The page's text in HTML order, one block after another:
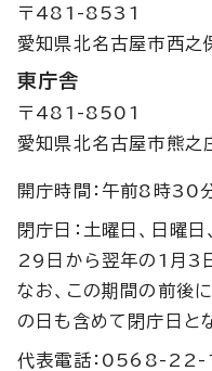
〒481-8531
愛知県北名古屋市西之
東庁舎
〒481-8501
愛知県北名古屋市熊
開庁時間：午前8時30
閉庁日：土曜日、日曜
29日から翌年の1月3
なお、この期間の前後
の日も含めて閉庁日と
代表電話：0568-22-